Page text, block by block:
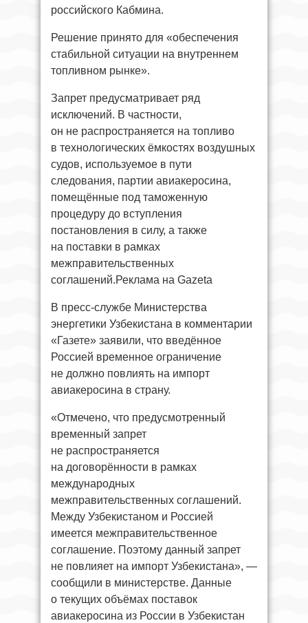
российского Кабмина.
Решение принято для «обеспечения
стабильной ситуации на внутреннем
топливном рынке».
Запрет предусматривает ряд
исключений. В частности,
он не распространяется на топливо
в технологических ёмкостях воздушных
судов, используемое в пути
следования, партии авиакеросина,
помещённые под таможенную
процедуру до вступления
постановления в силу, а также
на поставки в рамках
межправительственных
соглашений.Реклама на Gazeta
В пресс-службе Министерства
энергетики Узбекистана в комментарии
«Газете» заявили, что введённое
Россией временное ограничение
не должно повлиять на импорт
авиакеросина в страну.
«Отмечено, что предусмотренный
временный запрет
не распространяется
на договорённости в рамках
международных
межправительственных соглашений.
Между Узбекистаном и Россией
имеется межправительственное
соглашение. Поэтому данный запрет
не повлияет на импорт Узбекистана», —
сообщили в министерстве. Данные
о текущих объёмах поставок
авиакеросина из России в Узбекистан